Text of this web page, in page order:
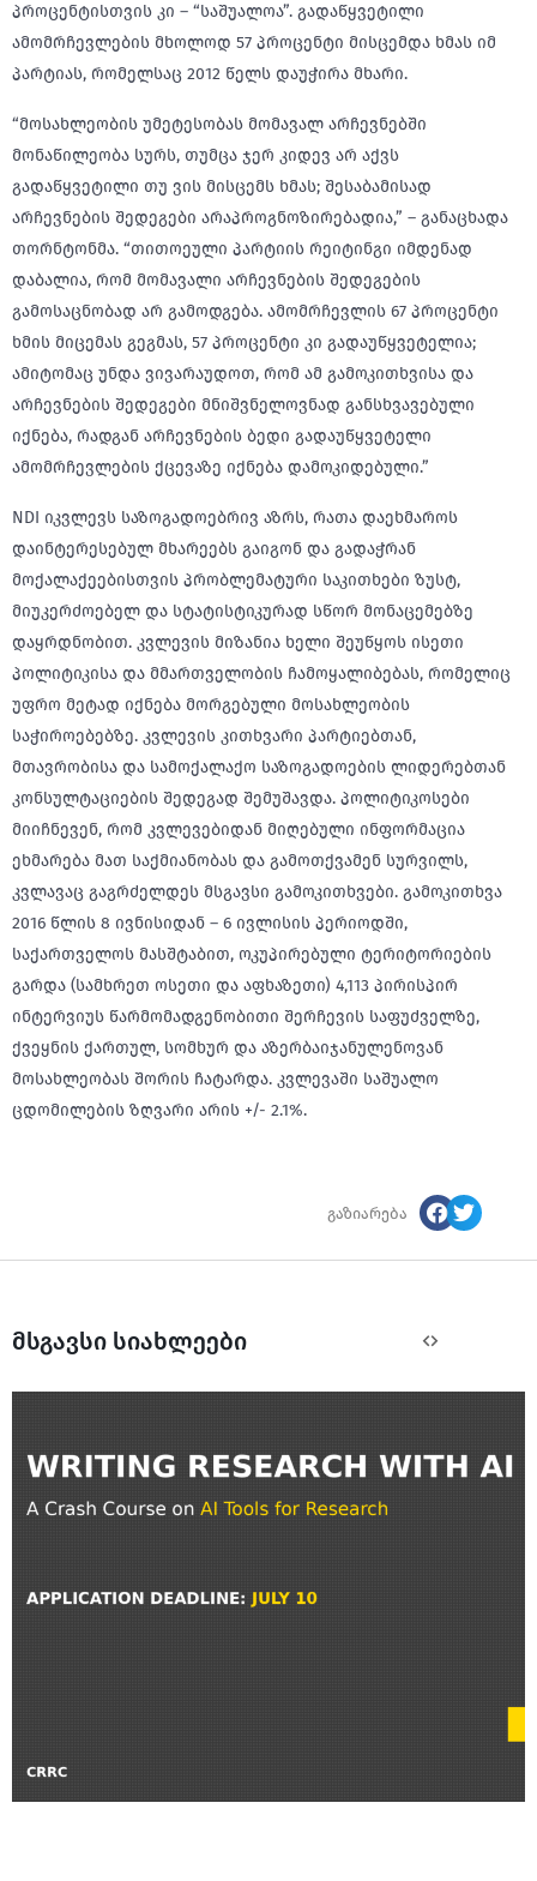
პროცენტისთვის კი – “საშუალოა”. გადაწყვეტილი
ამომრჩევლების მხოლოდ 57 პროცენტი მისცემდა ხმას იმ
პარტიას, რომელსაც 2012 წელს დაუჭირა მხარი.
“მოსახლეობის უმეტესობას მომავალ არჩევნებში
მონაწილეობა სურს, თუმცა ჯერ კიდევ არ აქვს
გადაწყვეტილი თუ ვის მისცემს ხმას; შესაბამისად
არჩევნების შედეგები არაპროგნოზირებადია,” – განაცხადა
თორნტონმა. “თითოეული პარტიის რეიტინგი იმდენად
დაბალია, რომ მომავალი არჩევნების შედეგების
გამოსაცნობად არ გამოდგება. ამომრჩევლის 67 პროცენტი
ხმის მიცემას გეგმას, 57 პროცენტი კი გადაუწყვეტელია;
ამიტომაც უნდა ვივარაუდოთ, რომ ამ გამოკითხვისა და
არჩევნების შედეგები მნიშვნელოვნად განსხვავებული
იქნება, რადგან არჩევნების ბედი გადაუწყვეტელი
ამომრჩევლების ქცევაზე იქნება დამოკიდებული.”
NDI იკვლევს საზოგადოებრივ აზრს, რათა დაეხმაროს
დაინტერესებულ მხარეებს გაიგონ და გადაჭრან
მოქალაქეებისთვის პრობლემატური საკითხები ზუსტ,
მიუკერძოებელ და სტატისტიკურად სწორ მონაცემებზე
დაყრდნობით. კვლევის მიზანია ხელი შეუწყოს ისეთი
პოლიტიკისა და მმართველობის ჩამოყალიბებას, რომელიც
უფრო მეტად იქნება მორგებული მოსახლეობის
საჭიროებებზე. კვლევის კითხვარი პარტიებთან,
მთავრობისა და სამოქალაქო საზოგადოების ლიდერებთან
კონსულტაციების შედეგად შემუშავდა. პოლიტიკოსები
მიიჩნევენ, რომ კვლევებიდან მიღებული ინფორმაცია
ეხმარება მათ საქმიანობას და გამოთქვამენ სურვილს,
კვლავაც გაგრძელდეს მსგავსი გამოკითხვები. გამოკითხვა
2016 წლის 8 ივნისიდან – 6 ივლისის პერიოდში,
საქართველოს მასშტაბით, ოკუპირებული ტერიტორიების
გარდა (სამხრეთ ოსეთი და აფხაზეთი) 4,113 პირისპირ
ინტერვიუს წარმომადგენობითი შერჩევის საფუძველზე,
ქვეყნის ქართულ, სომხურ და აზერბაიჯანულენოვან
მოსახლეობას შორის ჩატარდა. კვლევაში საშუალო
ცდომილების ზღვარი არის +/- 2.1%.
გაზიარება
მსგავსი სიახლეები